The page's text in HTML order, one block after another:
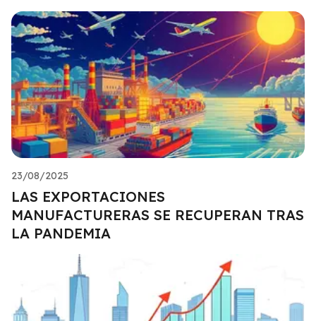
23/08/2025
LAS EXPORTACIONES
MANUFACTURERAS SE RECUPERAN TRAS
LA PANDEMIA